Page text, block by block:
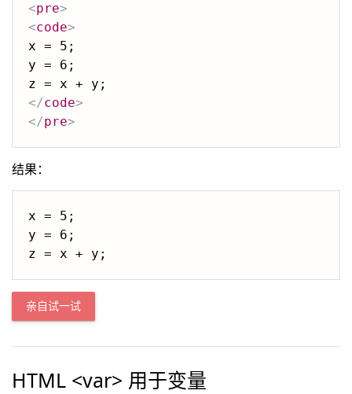
<pre>
<code>
x = 5;
y = 6;
</code>
</pre>
结果：
x = 5;
y = 6;
亲自试一试
HTML <var> 用于变量